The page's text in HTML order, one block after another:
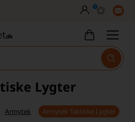
glade kunder på Trustpilot
0
Lygter
Armytek Armytek Taktiske Lygter